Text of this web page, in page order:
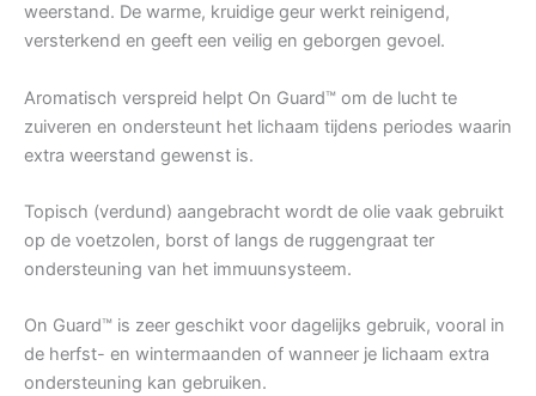
weerstand. De warme, kruidige geur werkt reinigend,
versterkend en geeft een veilig en geborgen gevoel.
Aromatisch verspreid helpt On Guard™ om de lucht te
zuiveren en ondersteunt het lichaam tijdens periodes waarin
extra weerstand gewenst is.
Topisch (verdund) aangebracht wordt de olie vaak gebruikt
op de voetzolen, borst of langs de ruggengraat ter
ondersteuning van het immuunsysteem.
On Guard™ is zeer geschikt voor dagelijks gebruik, vooral in
de herfst- en wintermaanden of wanneer je lichaam extra
ondersteuning kan gebruiken.